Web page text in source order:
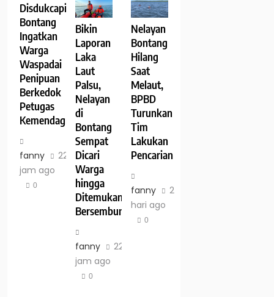
Disdukcapil
Bontang
Ingatkan
Warga
Waspadai
Penipuan
Berkedok
Petugas
Kemendagri
fanny
22
jam ago
0
Bikin
Laporan
Laka
Laut
Palsu,
Nelayan
di
Bontang
Sempat
Dicari
Warga
hingga
Ditemukan
Bersembunyi
fanny
22
jam ago
0
Nelayan
Bontang
Hilang
Saat
Melaut,
BPBD
Turunkan
Tim
Lakukan
Pencarian
fanny
2
hari ago
0